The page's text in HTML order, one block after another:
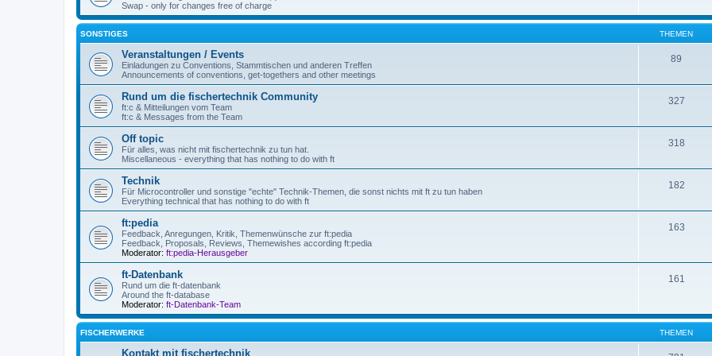
Swap - only for changes free of charge
SONSTIGES THEMEN
Veranstaltungen / Events
Einladungen zu Conventions, Stammtischen und anderen Treffen
Announcements of conventions, get-togethers and other meetings
89
Rund um die fischertechnik Community
ft:c & Mitteilungen vom Team
ft:c & Messages from the Team
327
Off topic
Für alles, was nicht mit fischertechnik zu tun hat.
Miscellaneous - everything that has nothing to do with ft
318
Technik
Für Microcontroller und sonstige "echte" Technik-Themen, die sonst nichts mit ft zu tun haben
Everything technical that has nothing to do with ft
182
ft:pedia
Feedback, Anregungen, Kritik, Themenwünsche zur ft:pedia
Feedback, Proposals, Reviews, Themewishes according ft:pedia
Moderator: ft:pedia-Herausgeber
163
ft-Datenbank
Rund um die ft-datenbank
Around the ft-database
Moderator: ft-Datenbank-Team
161
FISCHERWERKE THEMEN
Kontakt mit fischertechnik